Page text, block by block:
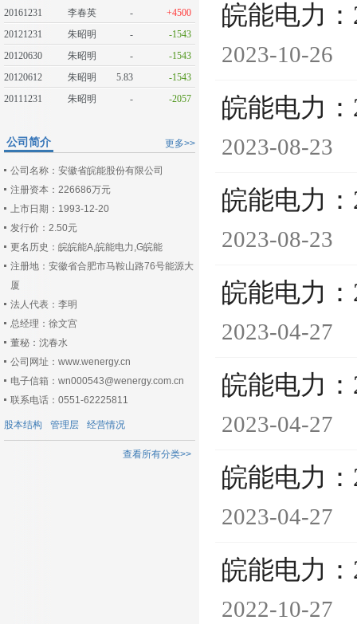
20161231
李春英 -
+4500
20121231
朱昭明 -
-1543
20120630
朱昭明 -
-1543
20120612
朱昭明 5.83
-1543
20111231
朱昭明 - -2057
更多>>
公司简介
公司名称：安徽省皖能股份有限公司
注册资本：226686万元
上市日期：1993-12-20
发行价：2.50元
更名历史：皖皖能A,皖能电力,G皖能
注册地：安徽省合肥市马鞍山路76号能源大
厦
法人代表：李明
总经理：徐文宫
董秘：沈春水
公司网址：www.wenergy.cn
电子信箱：wn000543@wenergy.com.cn
联系电话：0551-62225811
股本结构 管理层 经营情况
查看所有分类>>
皖能电力
2023-10-26
皖能电力
2023-08-23
皖能电力
2023-08-23
皖能电力
2023-04-27
皖能电力
2023-04-27
皖能电力
2023-04-27
皖能电力
2022-10-27